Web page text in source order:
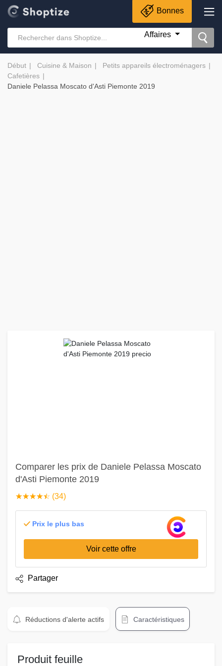
Bonnes
Affaires
Début Cuisine & Maison
Petits appareils électroménagers
Cafetières
Daniele Pelassa Moscato d'Asti Piemonte 2019
Comparer les prix de Daniele Pelassa Moscato
d'Asti Piemonte 2019
☆☆☆☆☆
★★★★★ (34)
Prix le plus bas
Voir cette offre
Partager
Réductions d'alerte actifs Caractéristiques
Produit feuille